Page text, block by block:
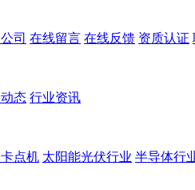
司 在线留言 在线反馈 资质认证
态 行业资讯
点机 太阳能光伏行业 半导体行